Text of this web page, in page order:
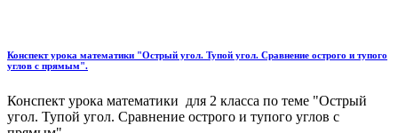
Конспект урока математики "Острый угол. Тупой угол. Сравнение острого и тупого
углов с прямым".
Конспект урока математики для 2 класса по теме "Острый
угол. Тупой угол. Сравнение острого и тупого углов с